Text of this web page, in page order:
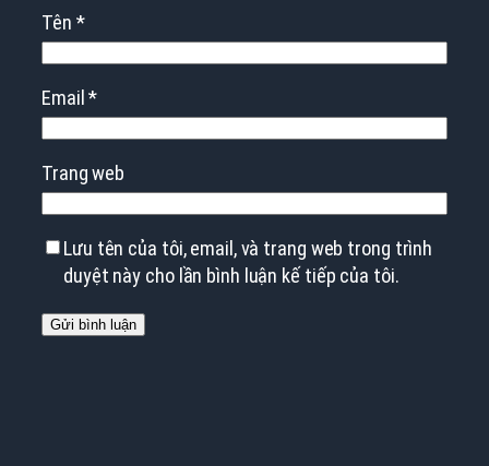
Tên *
Email*
Trang web
Lưu tên của tôi, email, và trang web trong trình
duyệt này cho lần bình luận kế tiếp của tôi.